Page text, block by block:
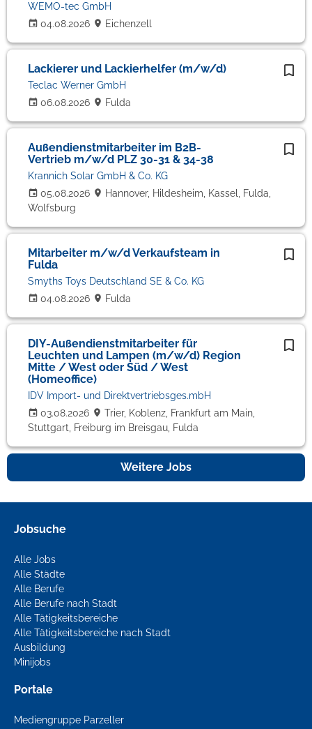
04.08.2026
WEMO-tec GmbH
Eichenzell
Lackierer und Lackierhelfer (m/w/d)
06.08.2026
Teclac Werner GmbH
Fulda
Außendienstmitarbeiter im B2B-
Vertrieb m/w/d PLZ 30-31 & 34-38
05.08.2026
Krannich Solar GmbH & Co. KG
Hannover, Hildesheim, Kassel, Fulda,
Wolfsburg
Mitarbeiter m/w/d Verkaufsteam in
Fulda
04.08.2026
Smyths Toys Deutschland SE & Co. KG
Fulda
DIY-Außendienstmitarbeiter für
Leuchten und Lampen (m/w/d) Region
Mitte / West oder Süd / West
(Homeoffice)
03.08.2026
IDV Import- und Direktvertriebsges.mbH
Trier, Koblenz, Frankfurt am Main,
Stuttgart, Freiburg im Breisgau, Fulda
Weitere Jobs
Jobsuche
Alle Jobs
Alle Städte
Alle Berufe
Alle Berufe nach Stadt
Alle Tätigkeitsbereiche
Alle Tätigkeitsbereiche nach Stadt
Ausbildung
Minijobs
Portale
Mediengruppe Parzeller